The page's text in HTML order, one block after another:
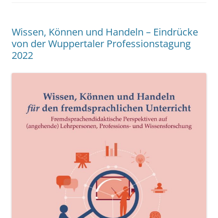
Wissen, Können und Handeln – Eindrücke
von der Wuppertaler Professionstagung
2022